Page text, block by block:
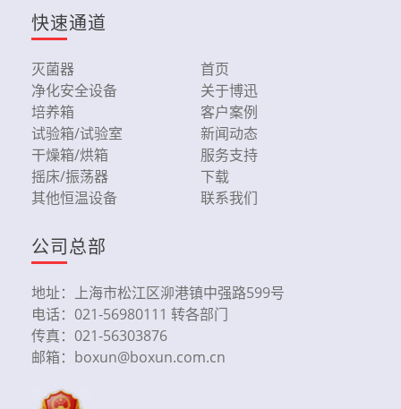
快速通道
灭菌器
净化安全设备
培养箱
试验箱/试验室
干燥箱/烘箱
摇床/振荡器
其他恒温设备
首页
关于博迅
客户案例
新闻动态
服务支持
下载
联系我们
公司总部
地址：上海市松江区泖港镇中强路599号
电话：021-56980111 转各部门
传真：021-56303876
邮箱：boxun@boxun.com.cn